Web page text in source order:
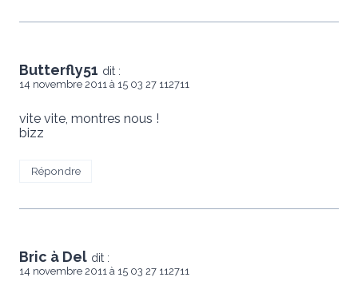
Butterfly51 dit :
14 novembre 2011 à 15 03 27 112711
vite vite, montres nous !
bizz
Répondre
Bric à Del dit :
14 novembre 2011 à 15 03 27 112711